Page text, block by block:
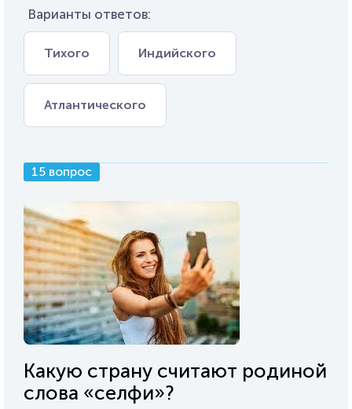
Варианты ответов:
Тихого Индийского
Атлантического
15 вопрос
Какую страну считают родиной
слова «селфи»?